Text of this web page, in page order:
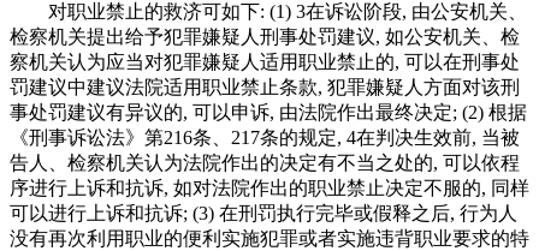
对职业禁止的救济可如下: (1) 3在诉讼阶段, 由公安机关、
检察机关提出给予犯罪嫌疑人刑事处罚建议, 如公安机关、检
察机关认为应当对犯罪嫌疑人适用职业禁止的, 可以在刑事处
罚建议中建议法院适用职业禁止条款, 犯罪嫌疑人方面对该刑
事处罚建议有异议的, 可以申诉, 由法院作出最终决定; (2) 根据
《刑事诉讼法》第216条、217条的规定, 4在判决生效前, 当被
告人、检察机关认为法院作出的决定有不当之处的, 可以依程
序进行上诉和抗诉, 如对法院作出的职业禁止决定不服的, 同样
可以进行上诉和抗诉; (3) 在刑罚执行完毕或假释之后, 行为人
没有再次利用职业的便利实施犯罪或者实施违背职业要求的特